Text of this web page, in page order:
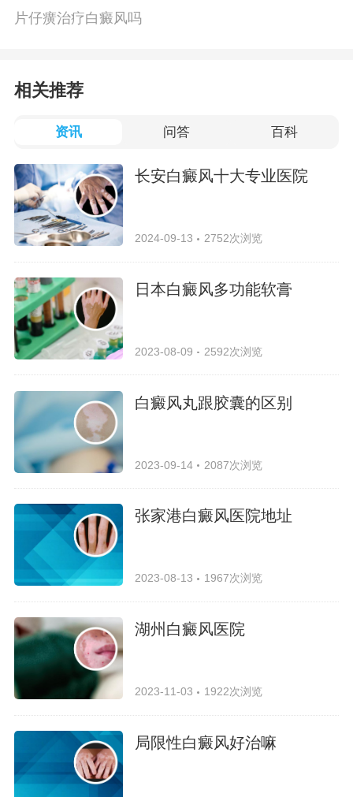
片仔癀治疗白癜风吗
相关推荐
资讯 问答 百科
长安白癜风十大专业医院
2024-09-13 2752次浏览
日本白癜风多功能软膏
2023-08-09 2592次浏览
白癜风丸跟胶囊的区别
2023-09-14 2087次浏览
张家港白癜风医院地址
2023-08-13 1967次浏览
湖州白癜风医院
2023-11-03 1922次浏览
局限性白癜风好治嘛